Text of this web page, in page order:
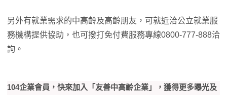
另外有就業需求的中高齡及高齡朋友，可就近洽公立就業服
務機構提供協助，也可撥打免付費服務專線0800-777-888洽
詢。
104企業會員，快來加入「友善中高齡企業」，獲得更多曝光及